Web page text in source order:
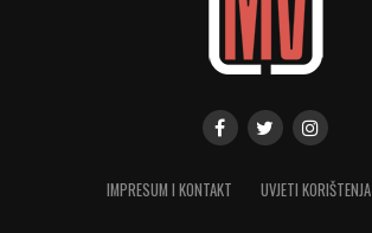
IMPRESUM I KONTAKT UVJETI KORIŠTENJA